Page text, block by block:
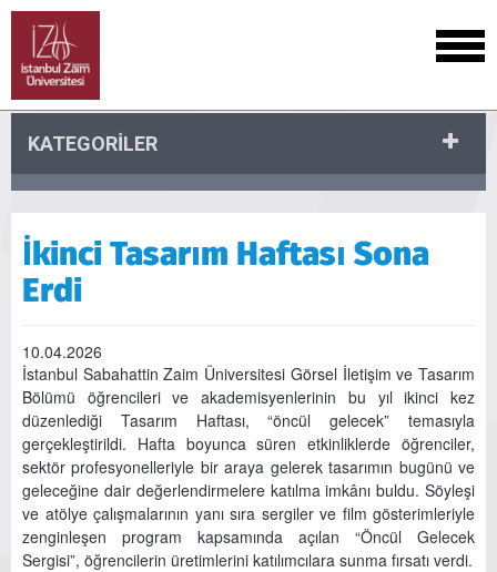
KATEGORİLER
İkinci Tasarım Haftası Sona
Erdi
10.04.2026
İstanbul Sabahattin Zaim Üniversitesi Görsel İletişim ve Tasarım
Bölümü öğrencileri ve akademisyenlerinin bu yıl ikinci kez
düzenlediği Tasarım Haftası, “öncül gelecek” temasıyla
gerçekleştirildi. Hafta boyunca süren etkinliklerde öğrenciler,
sektör profesyonelleriyle bir araya gelerek tasarımın bugünü ve
geleceğine dair değerlendirmelere katılma imkânı buldu. Söyleşi
ve atölye çalışmalarının yanı sıra sergiler ve film gösterimleriyle
zenginleşen program kapsamında açılan “Öncül Gelecek
Sergisi”, öğrencilerin üretimlerini katılımcılara sunma fırsatı verdi.